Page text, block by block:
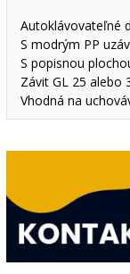
Autoklávovateľné
S modrým PP
S popisnou
Závit GL 25 alebo
Vhodná na